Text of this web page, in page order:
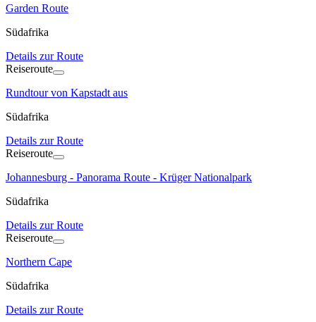
Garden Route
Südafrika
Details zur Route
Reiseroute
Rundtour von Kapstadt aus
Südafrika
Details zur Route
Reiseroute
Johannesburg - Panorama Route - Krüger Nationalpark
Südafrika
Details zur Route
Reiseroute
Northern Cape
Südafrika
Details zur Route